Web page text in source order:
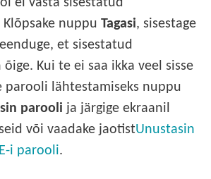
ei vasta sisestatud
Klõpsake nuppuTagasi, sisestage
et sisestatud
Kui te ei saa ikka veel sisse
parooli lähtestamiseks nuppu
parooli ja järgige ekraanil
või vaadake jaotistUnustasin
i parooli.